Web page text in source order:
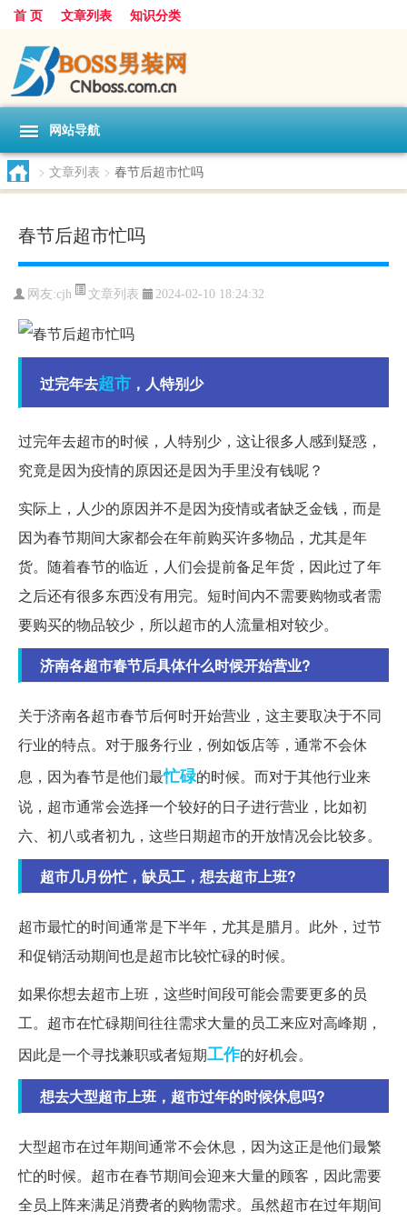
首 页 文章列表 知识分类
网站导航
> 文章列表 > 春节后超市忙吗
春节后超市忙吗
网友:cjh 文章列表 2024-02-10 18:24:32
过完年去超市 ，人特别少
过完年去超市的时候，人特别少，这让很多人感到疑惑，
究竟是因为疫情的原因还是因为手里没有钱呢？
实际上，人少的原因并不是因为疫情或者缺乏金钱，而是
因为春节期间大家都会在年前购买许多物品，尤其是年
货。随着春节的临近，人们会提前备足年货，因此过了年
之后还有很多东西没有用完。短时间内不需要购物或者需
要购买的物品较少，所以超市的人流量相对较少。
济南各超市春节后具体什么时候开始营业?
关于济南各超市春节后何时开始营业，这主要取决于不同
行业的特点。对于服务行业，例如饭店等，通常不会休
息，因为春节是他们最忙碌的时候。而对于其他行业来
说，超市通常会选择一个较好的日子进行营业，比如初
六、初八或者初九，这些日期超市的开放情况会比较多。
超市几月份忙，缺员工，想去超市上班?
超市最忙的时间通常是下半年，尤其是腊月。此外，过节
和促销活动期间也是超市比较忙碌的时候。
如果你想去超市上班，这些时间段可能会需要更多的员
工。超市在忙碌期间往往需求大量的员工来应对高峰期，
因此是一个寻找兼职或者短期工作的好机会。
想去大型超市上班，超市过年的时候休息吗?
大型超市在过年期间通常不会休息，因为这正是他们最繁
忙的时候。超市在春节期间会迎来大量的顾客，因此需要
全员上阵来满足消费者的购物需求。虽然超市在过年期间